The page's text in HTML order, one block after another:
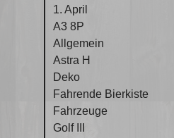
1. April
A3 8P
Allgemein
Astra H
Deko
Fahrende Bierkiste
Fahrzeuge
Golf III